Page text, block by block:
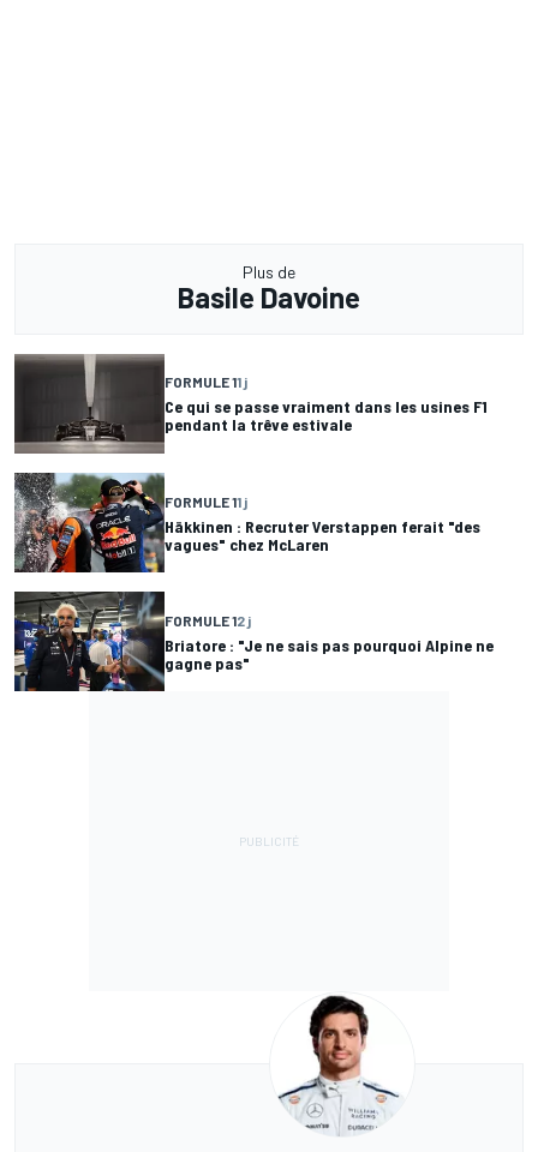
Plus de
Basile Davoine
FORMULE 11 j
Ce qui se passe vraiment dans les usines F1
pendant la trêve estivale
FORMULE 11 j
Häkkinen : Recruter Verstappen ferait "des
vagues" chez McLaren
FORMULE 12 j
Briatore : "Je ne sais pas pourquoi Alpine ne
gagne pas"